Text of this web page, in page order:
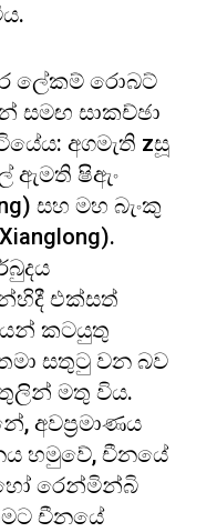
ලේකම් රොබට්
සමඟ සාකච්ඡා
අගමැති zසූ
ඇමති ෂිඇං
සහ මහ බැංකු
එක්සත්
කටයුතු
සතුටු වන බව
මතු විය.
අවප්‍රමාණය
හමුවේ, චීනයේ
රෙන්මින්බි
චීනයේ